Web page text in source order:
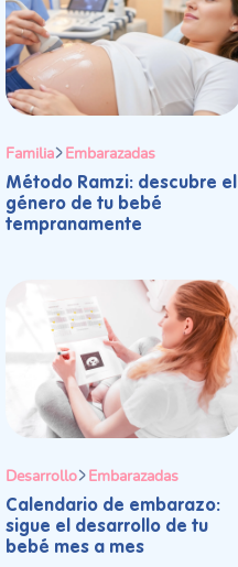
Familia Embarazadas
Método Ramzi: descubre el
género de tu bebé
tempranamente
Desarrollo Embarazadas
Calendario de embarazo:
sigue el desarrollo de tu
bebé mes a mes